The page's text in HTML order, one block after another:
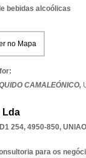
bebidas alcoólicas
no Mapa
CAMALEÓNICO,
Lda
254, 4950-850,
para os